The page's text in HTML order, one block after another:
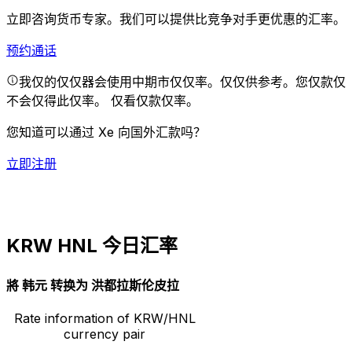
立即咨询货币专家。 我们可以提供比竞争对手更优惠的汇率。
预约通话
我仅的仅仅器会使用中期市仅仅率。仅仅供参考。您仅款仅
不会仅得此仅率。 仅看仅款仅率。
您知道可以通过 Xe 向国外汇款吗？
立即注册
KRW HNL 今日汇率
將 韩元 转换为 洪都拉斯伦皮拉
Rate information of KRW/HNL
currency pair